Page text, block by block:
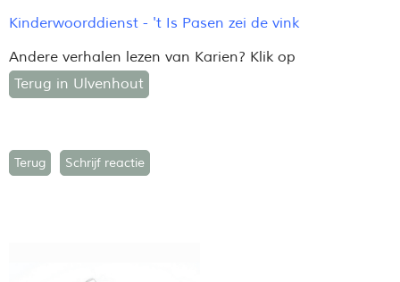
Kinderwoorddienst - 't Is Pasen zei de vink
Andere verhalen lezen van Karien? Klik op
Terug in Ulvenhout
Terug Schrijf reactie